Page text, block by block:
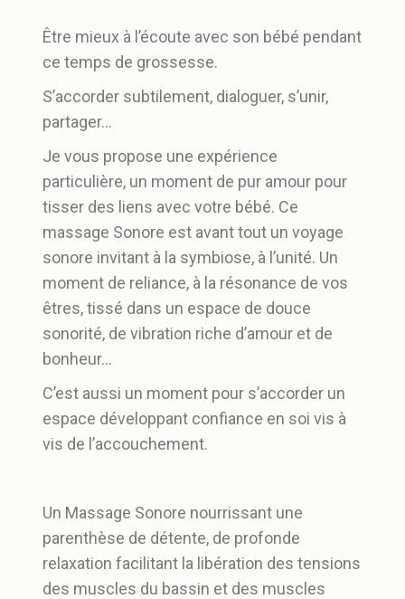
Être mieux à l’écoute avec son bébé pendant
ce temps de grossesse.
S’accorder subtilement, dialoguer, s’unir,
partager…
Je vous propose une expérience
particulière, un moment de pur amour pour
tisser des liens avec votre bébé. Ce
massage Sonore est avant tout un voyage
sonore invitant à la symbiose, à l’unité. Un
moment de reliance, à la résonance de vos
êtres, tissé dans un espace de douce
sonorité, de vibration riche d’amour et de
bonheur…
C’est aussi un moment pour s’accorder un
espace développant confiance en soi vis à
vis de l’accouchement.
Un Massage Sonore nourrissant une
parenthèse de détente, de profonde
relaxation facilitant la libération des tensions
des muscles du bassin et des muscles